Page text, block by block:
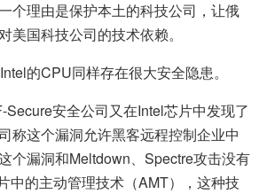
个理由是保护本土的科技公司，让俄
美国科技公司的技术依赖。
的CPU同样存在很大安全隐患。
Secure安全公司又在Intel芯片中发现了
称这个漏洞允许黑客远程控制企业中
个漏洞和Meltdown、Spectre攻击没有
中的主动管理技术（AMT），这种技